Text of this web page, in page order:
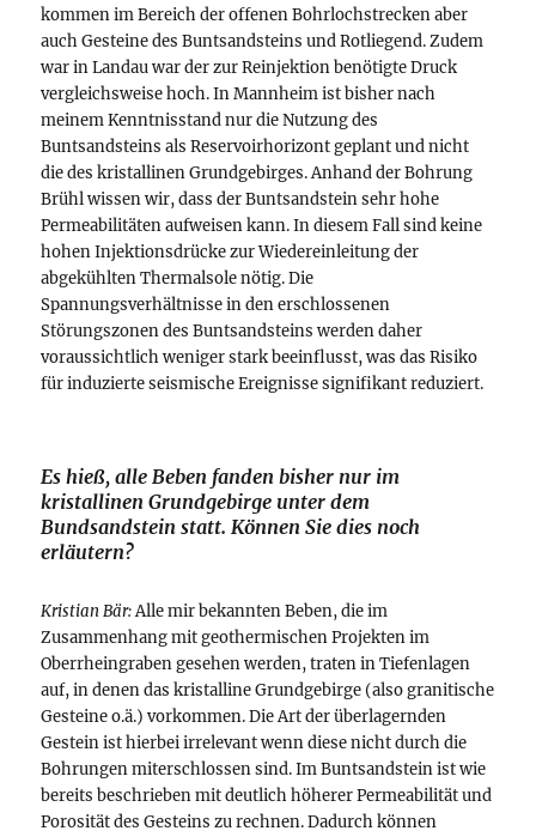
kommen im Bereich der offenen Bohrlochstrecken aber
auch Gesteine des Buntsandsteins und Rotliegend. Zudem
war in Landau war der zur Reinjektion benötigte Druck
vergleichsweise hoch. In Mannheim ist bisher nach
meinem Kenntnisstand nur die Nutzung des
Buntsandsteins als Reservoirhorizont geplant und nicht
die des kristallinen Grundgebirges. Anhand der Bohrung
Brühl wissen wir, dass der Buntsandstein sehr hohe
Permeabilitäten aufweisen kann. In diesem Fall sind keine
hohen Injektionsdrücke zur Wiedereinleitung der
abgekühlten Thermalsole nötig. Die
Spannungsverhältnisse in den erschlossenen
Störungszonen des Buntsandsteins werden daher
voraussichtlich weniger stark beeinflusst, was das Risiko
für induzierte seismische Ereignisse signifikant reduziert.
Es hieß, alle Beben fanden bisher nur im
kristallinen Grundgebirge unter dem
Bundsandstein statt. Können Sie dies noch
erläutern?
Kristian Bär:Alle mir bekannten Beben, die im
Zusammenhang mit geothermischen Projekten im
Oberrheingraben gesehen werden, traten in Tiefenlagen
auf, in denen das kristalline Grundgebirge (also granitische
Gesteine o.ä.) vorkommen. Die Art der überlagernden
Gestein ist hierbei irrelevant wenn diese nicht durch die
Bohrungen miterschlossen sind. Im Buntsandstein ist wie
bereits beschrieben mit deutlich höherer Permeabilität und
Porosität des Gesteins zu rechnen. Dadurch können